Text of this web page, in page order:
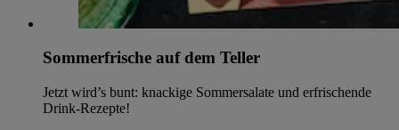
Sommerfrische auf dem Teller
Jetzt wird’s bunt: knackige Sommersalate und erfrischende
Drink-Rezepte!